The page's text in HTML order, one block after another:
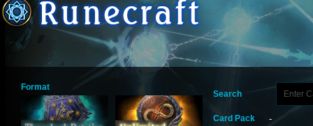
Format
Search
Card Pack